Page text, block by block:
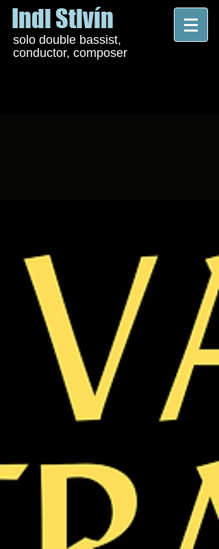
Indi Stivín
solo double bassist,
conductor, composer